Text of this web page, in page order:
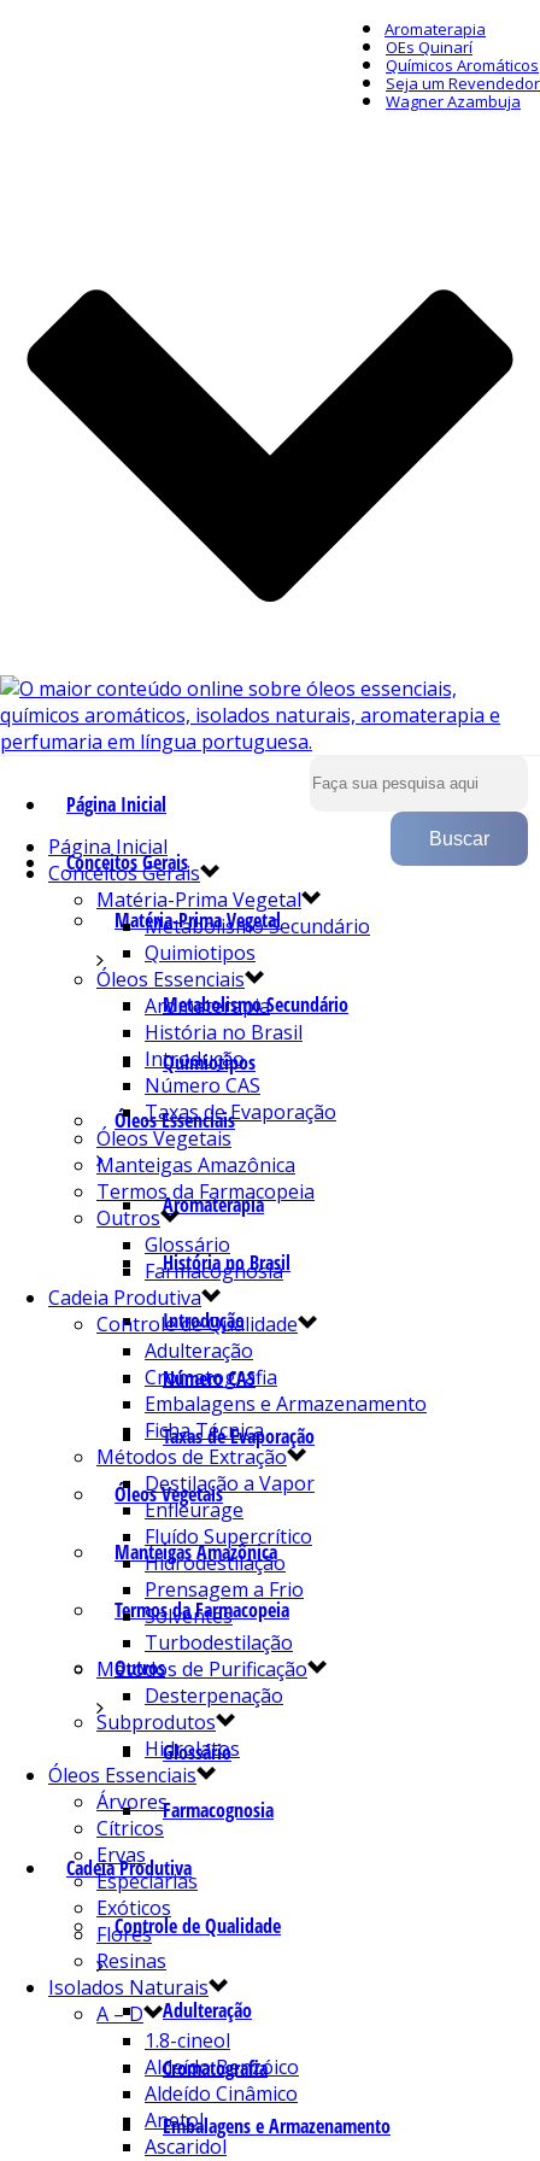
Aromaterapia
OEs Quinarí
Químicos Aromáticos
Seja um Revendedor
Wagner Azambuja
Página Inicial
Conceitos Gerais
Matéria-Prima Vegetal
Metabolismo Secundário
Quimiotipos
Óleos Essenciais
Aromaterapia
História no Brasil
Introdução
Número CAS
Taxas de Evaporação
Óleos Vegetais
Manteigas Amazônica
Termos da Farmacopeia
Outros
Glossário
Farmacognosia
Cadeia Produtiva
Controle de Qualidade
Adulteração
Cromatografia
Embalagens e Armazenamento
Página Inicial
Conceitos Gerais
Matéria-Prima Vegetal
Metabolismo Secundário
Quimiotipos
Óleos Essenciais
Aromaterapia
História no Brasil
Introdução
Número CAS
Taxas de Evaporação
Óleos Vegetais
Manteigas Amazônica
Termos da Farmacopeia
Outros
Glossário
Farmacognosia
Cadeia Produtiva
Controle de Qualidade
Adulteração
Cromatografia
Embalagens e Armazenamento
Ficha Técnica
Métodos de Extração
Destilação a Vapor
Enfleurage
Fluído Supercrítico
Hidrodestilação
Prensagem a Frio
Solventes
Turbodestilação
Métodos de Purificação
Desterpenação
Subprodutos
Hidrolatos
Óleos Essenciais
Árvores
Cítricos
Ervas
Especiarias
Exóticos
Flores
Resinas
Isolados Naturais
A – D
1.8-cineol
Aldeído Benzóico
Aldeído Cinâmico
Anetol
Ascaridol